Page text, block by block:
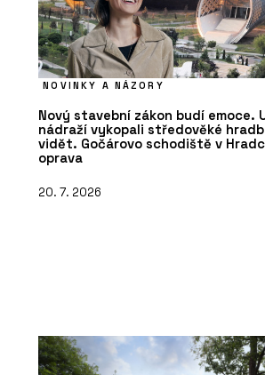
NOVINKY A NÁZORY
Nový stavební zákon budí emoce.
nádraží vykopali středověké
vidět. Gočárovo schodiště v
oprava
20. 7. 2026